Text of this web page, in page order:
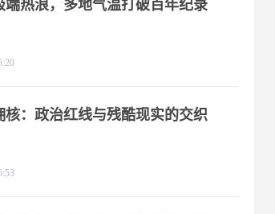
端热浪，多地气温打破百年纪录
核：政治红线与残酷现实的交织